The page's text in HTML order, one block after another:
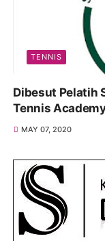
TENNIS
Dibesut Pelatih
Tennis
MAY 07, 2020